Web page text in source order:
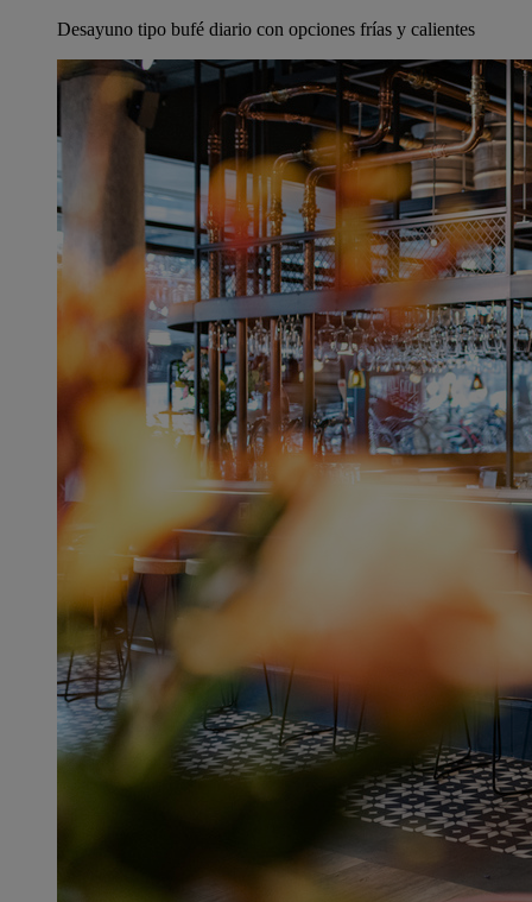
Desayuno tipo bufé diario con opciones frías y calientes